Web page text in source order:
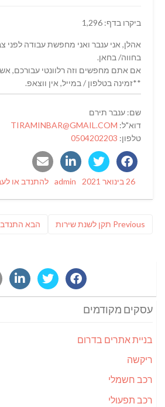
ביקרו בדף: 1,296
אהלן, אני ענבר ואני מחפשת עבודה לפני
בחווה/ בחאן.
אם אתם מחפשים וזה רלוונטי עבורכם,
**זמינה בטלפון / במייל, אין ווצאפ.
שם: ענבר תירם
דוא"ל: TIRAMINBAR@GMAIL.COM
טלפון: 0504202203
Posted
26 בינואר 2021 Author
admin
Categories
להתנדב או
Previous
Previous
תקן לשנת שירות הבא פוסט
עסקים מקודמים
בניית אתרים בדרום
ריקשה
רכב חשמלי
רכב תפעולי